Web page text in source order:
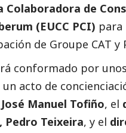
Colaboradora de
(EUCC PCI)
de Groupe CAT
conformado por unos
un acto de
Manuel Tofiño, el
Pedro Teixeira, y el